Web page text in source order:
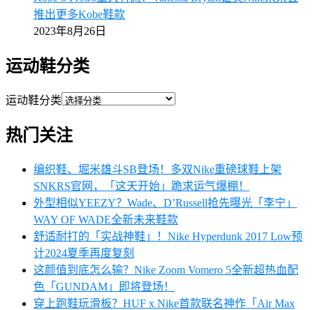
推出更多Kobe鞋款
2023年8月26日
运动鞋分类
运动鞋分类
热门关注
编织鞋、堀米雄斗SB登场！多双Nike重磅球鞋上架
SNKRS官网，「这天开始」跪求运气爆棚！
外型相似YEEZY？Wade、D’Russell抢先曝光「李宁」
WAY OF WADE全新未来鞋款
舒适耐打的「实战神鞋」！Nike Hyperdunk 2017 Low预
计2024夏季再度复刻
这颜值到底怎么输？Nike Zoom Vomero 5全新超热血配
色「GUNDAM」即将登场！
穿上跑鞋玩滑板？HUF x Nike首款联名神作「Air Max